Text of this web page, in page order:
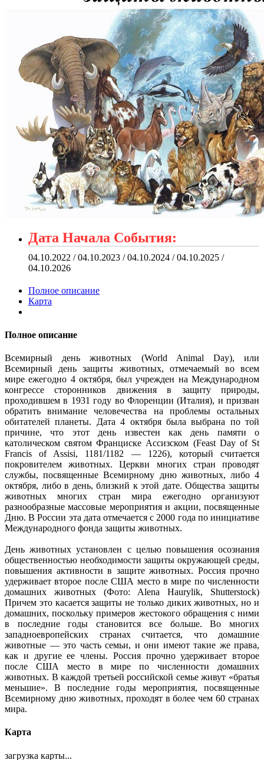
Дата Начала События:
04.10.2022 / 04.10.2023 / 04.10.2024 / 04.10.2025 /
04.10.2026
Полное описание
Карта
Полное описание
Всемирный день животных (World Animal Day), или
Всемирный день защиты животных, отмечаемый во всем
мире ежегодно 4 октября, был учрежден на Международном
конгрессе сторонников движения в защиту природы,
проходившем в 1931 году во Флоренции (Италия), и призван
обратить внимание человечества на проблемы остальных
обитателей планеты. Дата 4 октября была выбрана по той
причине, что этот день известен как день памяти о
католическом святом Франциске Ассизском (Feast Day of St
Francis of Assisi, 1181/1182 — 1226), который считается
покровителем животных. Церкви многих стран проводят
службы, посвященные Всемирному дню животных, либо 4
октября, либо в день, близкий к этой дате. Общества защиты
животных многих стран мира ежегодно организуют
разнообразные массовые мероприятия и акции, посвященные
Дню. В России эта дата отмечается с 2000 года по инициативе
Международного фонда защиты животных.
День животных установлен с целью повышения осознания
общественностью необходимости защиты окружающей среды,
повышения активности в защите животных. Россия прочно
удерживает второе после США место в мире по численности
домашних животных (Фото: Alena Haurylik, Shutterstock)
Причем это касается защиты не только диких животных, но и
домашних, поскольку примеров жестокого обращения с ними
в последние годы становится все больше. Во многих
западноевропейских странах считается, что домашние
животные — это часть семьи, и они имеют такие же права,
как и другие ее члены. Россия прочно удерживает второе
после США место в мире по численности домашних
животных. В каждой третьей российской семье живут «братья
меньшие». В последние годы мероприятия, посвященные
Всемирному дню животных, проходят в более чем 60 странах
мира.
Карта
загрузка карты...